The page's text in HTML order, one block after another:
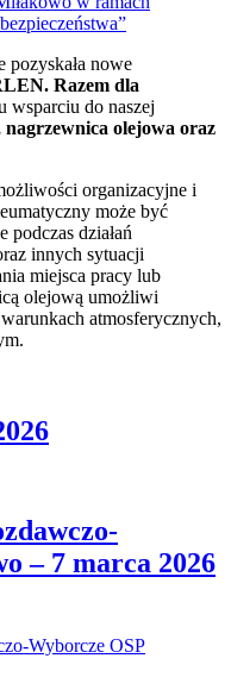
pozyskała nowe
Razem dla
wsparciu do naszej
olejowa oraz
organizacyjne i
może być
działań
innych sytuacji
miejsca pracy lub
olejową umożliwi
atmosferycznych,
– 7 marca 2026